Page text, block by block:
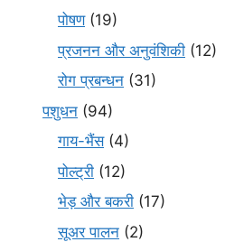
पोषण(19)
प्रजनन और अनुवंशिकी (12)
रोग प्रबन्धन (31)
पशुधन (94)
गाय-भैंस(4)
पोल्ट्री (12)
भेड़ और बकरी (17)
सूअर पालन (2)